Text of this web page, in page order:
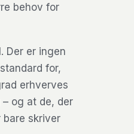
behov for
Der er ingen
for,
erhverves
og at de, der
bare skriver